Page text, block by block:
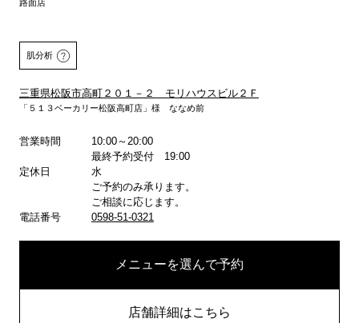
路面店
肌分析
三重県松阪市高町２０１－２ モリハウスビル２Ｆ
「５１３ベーカリー松阪高町店」様 ななめ前
営業時間
10:00～20:00
最終予約受付 19:00
定休日
水
ご予約のみ承ります。
ご相談に応じます。
電話番号
0598-51-0321
メニューを選んで予約
店舗詳細はこちら